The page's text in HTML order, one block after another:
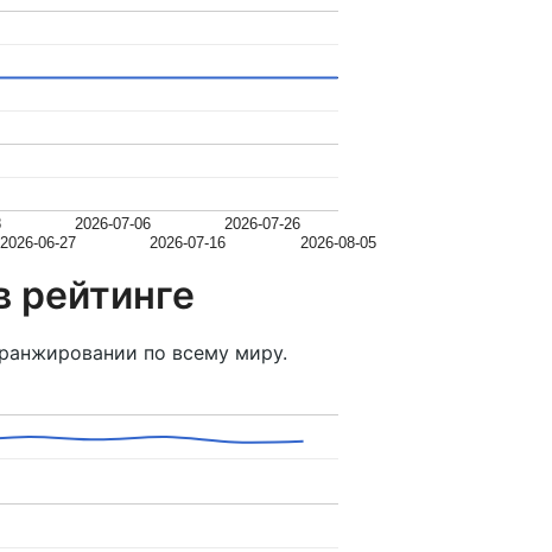
2026-06-27
2026-07-06
2026-07-16
2026-07-26
2026-08-05
рейтинге
по всему миру.